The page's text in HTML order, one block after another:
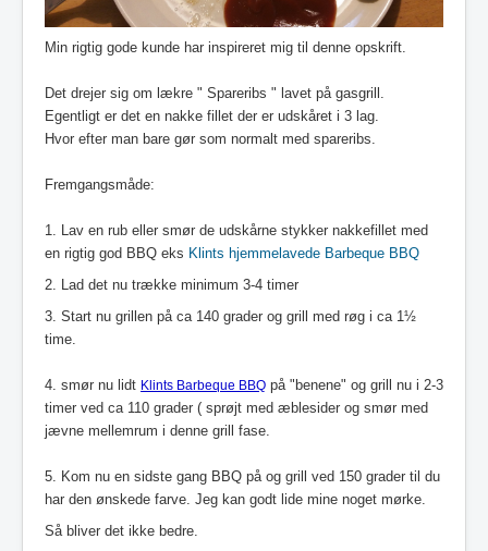
Min rigtig gode kunde har inspireret mig til denne opskrift.
Det drejer sig om lækre " Spareribs " lavet på gasgrill.
Egentligt er det en nakke fillet der er udskåret i 3 lag.
Hvor efter man bare gør som normalt med spareribs.
Fremgangsmåde:
1. Lav en rub eller smør de udskårne stykker nakkefillet med
en rigtig god BBQ eks Klints hjemmelavede Barbeque BBQ
2. Lad det nu trække minimum 3-4 timer
3. Start nu grillen på ca 140 grader og grill med røg i ca 1½
time.
4. smør nu lidt Klints Barbeque BBQ på "benene" og grill nu i 2-3
timer ved ca 110 grader ( sprøjt med æblesider og smør med
jævne mellemrum i denne grill fase.
5. Kom nu en sidste gang BBQ på og grill ved 150 grader til du
har den ønskede farve. Jeg kan godt lide mine noget mørke.
Så bliver det ikke bedre.